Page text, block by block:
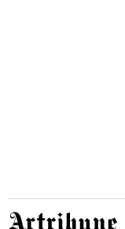
Artribune